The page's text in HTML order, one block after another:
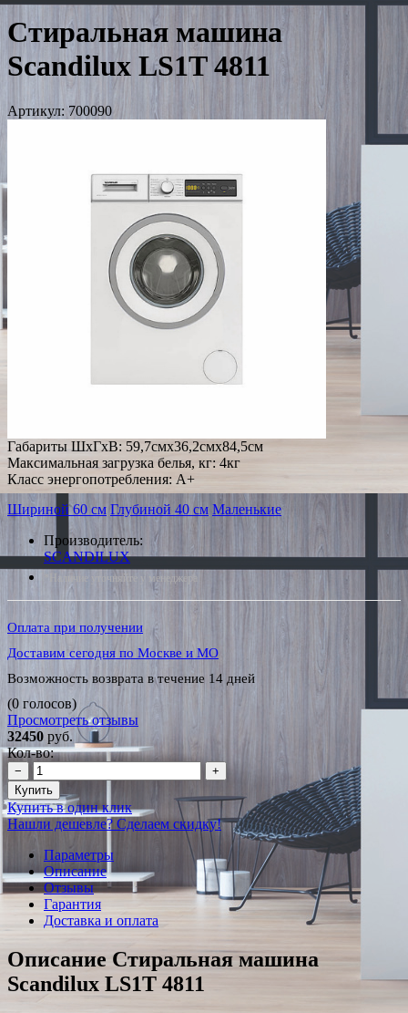
Стиральная машина
Scandilux LS1T 4811
Артикул: 700090
Габариты ШxГxВ: 59,7смx36,2смx84,5см
Максимальная загрузка белья, кг: 4кг
Класс энергопотребления: A+
Шириной 60 см Глубиной 40 см Маленькие
Производитель:
SCANDILUX
*Наличие уточняйте у менеджера
Оплата при получении
Доставим сегодня по Москве и МО
Возможность возврата в течение 14 дней
(0 голосов)
Просмотреть отзывы
32450 руб.
Кол-во:
−
+
Купить
Купить в один клик
Нашли дешевле? Сделаем скидку!
Параметры
Описание
Отзывы
Гарантия
Доставка и оплата
Описание Стиральная машина
Scandilux LS1T 4811